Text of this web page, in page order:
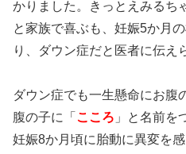
かりました。きっとえみるち
と家族で喜ぶも、妊娠5か月
り、ダウン症だと医者に伝え
ダウン症でも一生懸命にお腹
腹の子に「 こころ 」と名前を
妊娠8か月頃に胎動に異変を